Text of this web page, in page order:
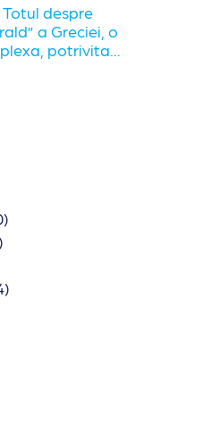
Totul despre
a Greciei, o
potrivita...